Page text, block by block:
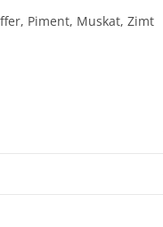
Piment, Muskat, Zimt